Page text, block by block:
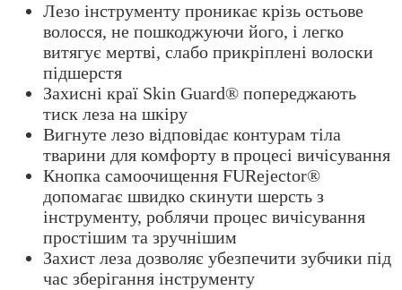
Лезо інструменту проникає крізь остьове
волосся, не пошкоджуючи його, і легко
витягує мертві, слабо прикріплені волоски
підшерстя
Захисні краї Skin Guard® попереджають
тиск леза на шкіру
Вигнуте лезо відповідає контурам тіла
тварини для комфорту в процесі вичісування
Кнопка самоочищення FURejector®
допомагає швидко скинути шерсть з
інструменту, роблячи процес вичісування
простішим та зручнішим
Захист леза дозволяє убезпечити зубчики під
час зберігання інструменту